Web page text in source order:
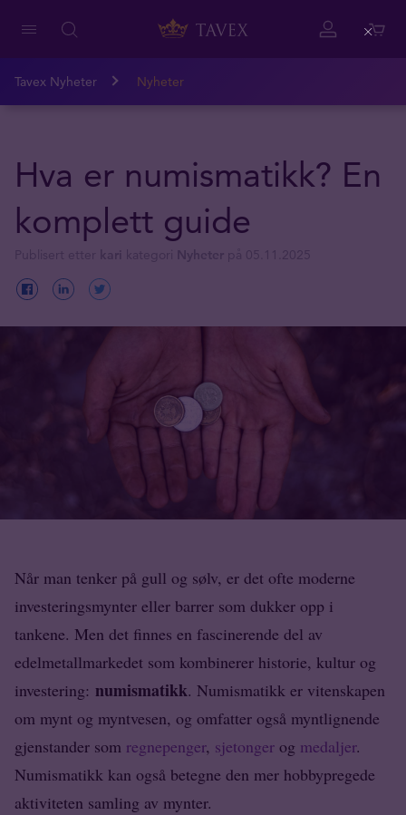
Tavex Nyheter Nyheter
Hva er numismatikk? En
komplett guide
Når man tenker på gull og sølv, er det ofte moderne
investeringsmynter eller barrer som dukker opp i
tankene. Men det finnes en fascinerende del av
edelmetallmarkedet som kombinerer historie, kultur og
investering: numismatikk. Numismatikk er vitenskapen
om mynt og myntvesen, og omfatter også myntlignende
gjenstander som regnepenger, sjetonger og medaljer.
Numismatikk kan også betegne den mer hobbypregede
aktiviteten samling av mynter.
Close